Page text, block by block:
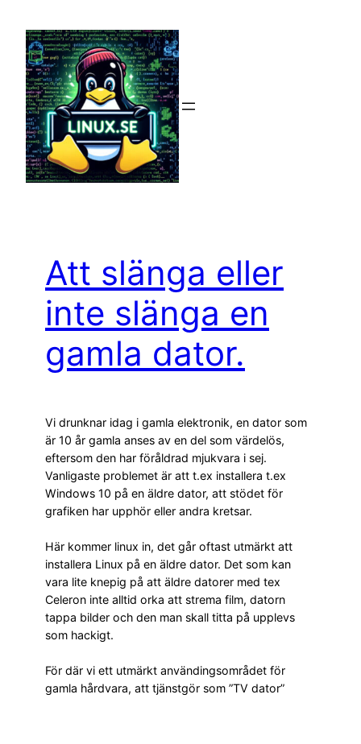
innehåll
Att slänga eller
inte slänga en
gamla dator.
Vi drunknar idag i gamla elektronik, en dator som
är 10 år gamla anses av en del som värdelös,
eftersom den har föråldrad mjukvara i sej.
Vanligaste problemet är att t.ex installera t.ex
Windows 10 på en äldre dator, att stödet för
grafiken har upphör eller andra kretsar.
Här kommer linux in, det går oftast utmärkt att
installera Linux på en äldre dator. Det som kan
vara lite knepig på att äldre datorer med tex
Celeron inte alltid orka att strema film, datorn
tappa bilder och den man skall titta på upplevs
som hackigt.
För där vi ett utmärkt användingsområdet för
gamla hårdvara, att tjänstgör som ”TV dator”